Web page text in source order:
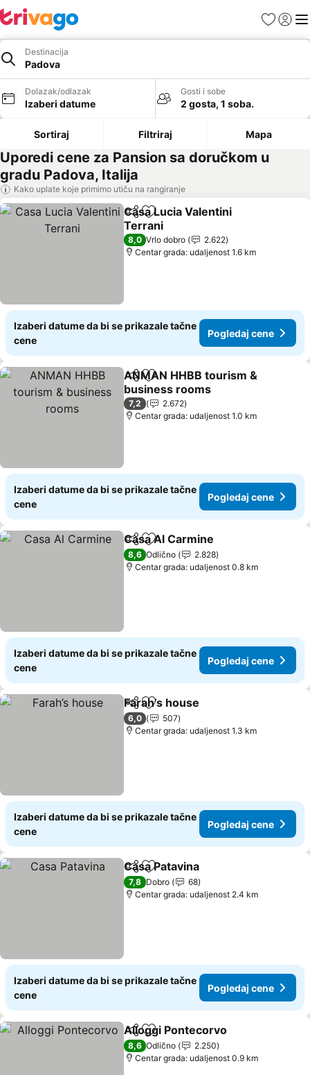
FavoritiPrijavi
Destinacija
Padova
Dolazak/odlazak
Izaberi datume
Gosti i sobe
2 gosta, 1 soba.
Sortiraj Filtriraj Mapa
Uporedi cene za Pansion sa doručkom u
gradu Padova, Italija
Kako uplate koje primimo utiču na rangiranje
Deli Dodati u favorite
Casa Lucia Valentini
Terrani
8,0 Vrlo dobro
2.622
Centar grada: udaljenost 1.6 km
Izaberi datume da bi se prikazale tačne
cene
Pogledaj cene
Deli Dodati u favorite
ANMAN HHBB tourism &
business rooms
7,2
2.672
Centar grada: udaljenost 1.0 km
Izaberi datume da bi se prikazale tačne
cene
Pogledaj cene
Deli Dodati u favorite
Casa Al Carmine
8,6 Odlično
2.828
Centar grada: udaljenost 0.8 km
Izaberi datume da bi se prikazale tačne
cene
Pogledaj cene
Deli Dodati u favorite
Farah’s house
6,0
507
Centar grada: udaljenost 1.3 km
Izaberi datume da bi se prikazale tačne
cene
Pogledaj cene
Deli Dodati u favorite
Casa Patavina
7,8 Dobro
68
Centar grada: udaljenost 2.4 km
Izaberi datume da bi se prikazale tačne
cene
Pogledaj cene
Deli Dodati u favorite
Alloggi Pontecorvo
8,6 Odlično
2.250
Centar grada: udaljenost 0.9 km